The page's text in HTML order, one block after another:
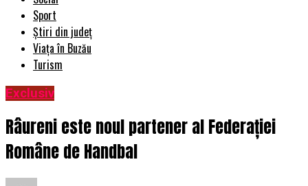
Sport
Știri din județ
Viața în Buzău
Turism
Exclusiv
Râureni este noul partener al Federației
Române de Handbal